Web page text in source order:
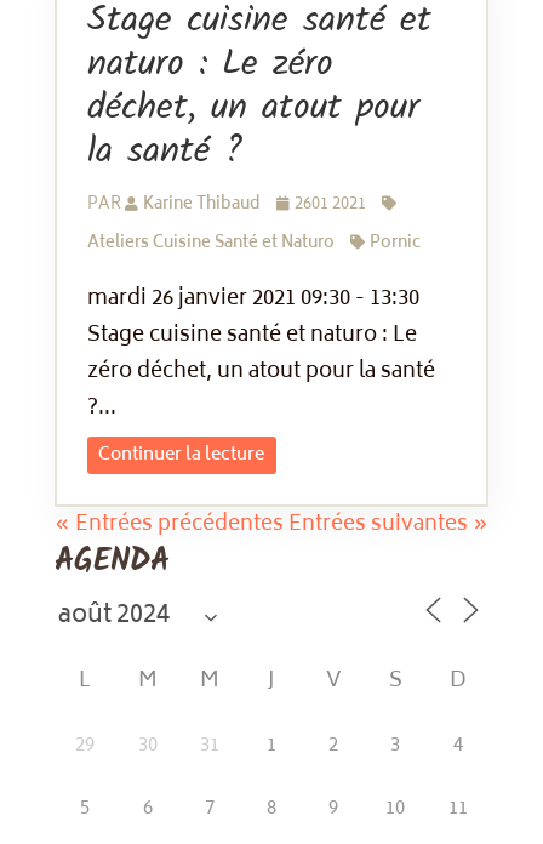
Stage cuisine santé et
naturo : Le zéro
déchet, un atout pour
la santé ?
PAR Karine Thibaud
2601 2021
Ateliers Cuisine Santé et Naturo
Pornic
mardi 26 janvier 2021 09:30 - 13:30
Stage cuisine santé et naturo : Le
zéro déchet, un atout pour la santé
?...
Continuer la lecture
« Entrées précédentes Entrées suivantes »
AGENDA
L M M J V S D
29 30 31 1 2 3
4
5
6 7 8 9 10
11